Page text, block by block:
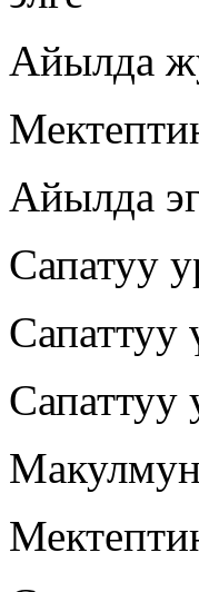
Айылда
Айылда
Сапатуу
Сапаттуу
Макулмун